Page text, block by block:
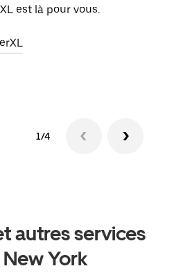
est là pour vous.
1/4
autres services
York